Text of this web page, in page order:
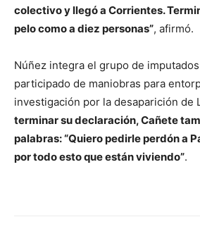
colectivo y llegó a Corrientes.
pelo como a diez personas”, afirmó.
Núñez integra el grupo de
participado de maniobras para
investigación por la desaparición de
terminar su declaración, Cañete
palabras: “Quiero pedirle perdón a
por todo esto que están viviendo”.